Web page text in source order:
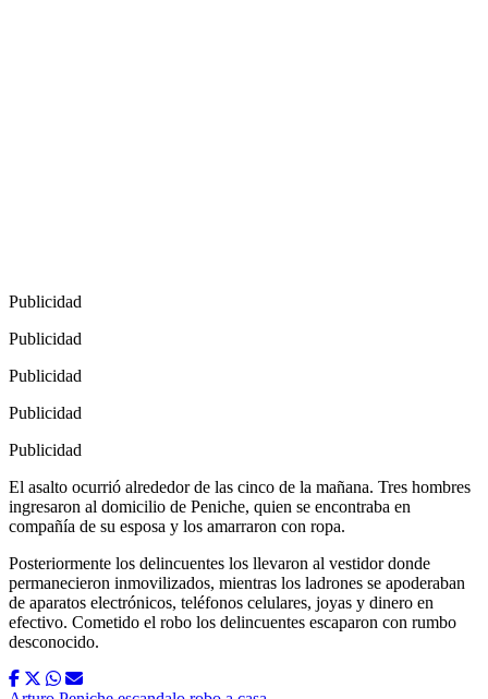
Publicidad
Publicidad
Publicidad
Publicidad
Publicidad
El asalto ocurrió alrededor de las cinco de la mañana. Tres hombres
ingresaron al domicilio de Peniche, quien se encontraba en
compañía de su esposa y los amarraron con ropa.
Posteriormente los delincuentes los llevaron al vestidor donde
permanecieron inmovilizados, mientras los ladrones se apoderaban
de aparatos electrónicos, teléfonos celulares, joyas y dinero en
efectivo. Cometido el robo los delincuentes escaparon con rumbo
desconocido.